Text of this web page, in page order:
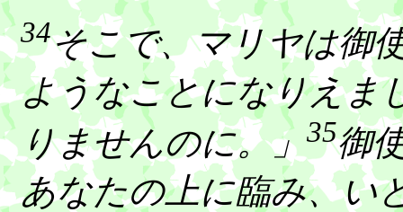
34そこで、マリヤは御
ようなことになりえま
りませんのに。」 35御
あなたの上に臨み、い